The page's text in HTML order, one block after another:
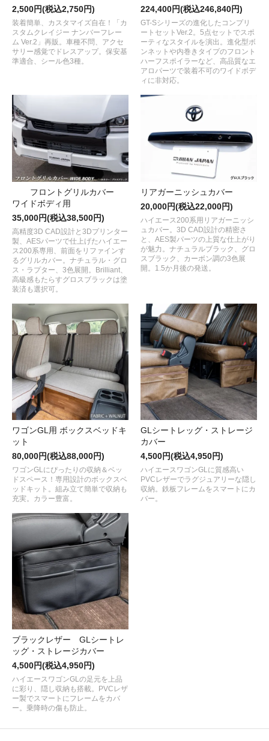
2,500円(税込2,750円)
装着簡単、カスタマイズ自在！「カ
スタムクレイジー ナンバーフレー
ム Ver.2」再販。車種不問、アクセ
サリー感覚でドレスアップ。保安基
準適合、シール色3種。
224,400円(税込246,840円)
GT-Sシリーズの進化したコンプリ
ートセットVer.2。5点セットでスポ
ーティなスタイルを演出。進化型ボ
ンネットや内巻きタイプのフロント
ハーフスポイラーなど、高品質なエ
アロパーツで装着不可のワイドボデ
ィに非対応。
フロントグリルカバー
ワイドボディ用
35,000円(税込38,500円)
高精度3D CAD設計と3Dプリンター
製、AESパーツで仕上げたハイエー
ス200系専用、前面をリファインす
るグリルカバー。ナチュラル・グロ
ス・ラプター、3色展開。Brilliant、
高級感もたらすグロスブラックは塗
装済も選択可。
リアガーニッシュカバー
20,000円(税込22,000円)
ハイエース200系用リアガーニッシ
ュカバー。3D CAD設計の精密さ
と、AES製パーツの上質な仕上がり
が魅力。ナチュラルブラック、グロ
スブラック、カーボン調の3色展
開。1.5か月後の発送。
ワゴンGL用 ボックスベッドキ
ット
80,000円(税込88,000円)
ワゴンGLにぴったりの収納＆ベッ
ドスペース！専用設計のボックスベ
ッドキット。組み立て簡単で収納も
充実。カラー豊富。
GLシートレッグ・ストレージ
カバー
4,500円(税込4,950円)
ハイエースワゴンGLに質感高い
PVCレザーでラグジュアリーな隠し
収納。鉄板フレームをスマートにカ
バー。
ブラックレザー GLシートレ
ッグ・ストレージカバー
4,500円(税込4,950円)
ハイエースワゴンGLの足元を上品
に彩り、隠し収納も搭載。PVCレザ
ー製でスマートにフレームをカバ
ー。乗降時の傷も防止。